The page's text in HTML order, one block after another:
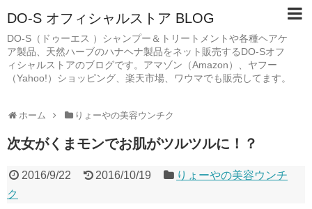
DO-S オフィシャルストア BLOG
DO-S（ドゥーエス ）シャンプー＆トリートメントや各種ヘアケ
ア製品、天然ハーブのハナヘナ製品をネット販売するDO-Sオフ
ィシャルストアのブログです。アマゾン（Amazon）、ヤフー
（Yahoo!）ショッピング、楽天市場、ワウマでも販売してます。
ホーム りょーやの美容ウンチク
次女がくまモンでお肌がツルツルに！？
2016/9/22 2016/10/19
りょーやの美容ウンチ
ク